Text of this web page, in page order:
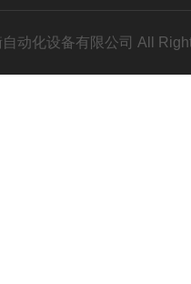
自动化设备有限公司 All